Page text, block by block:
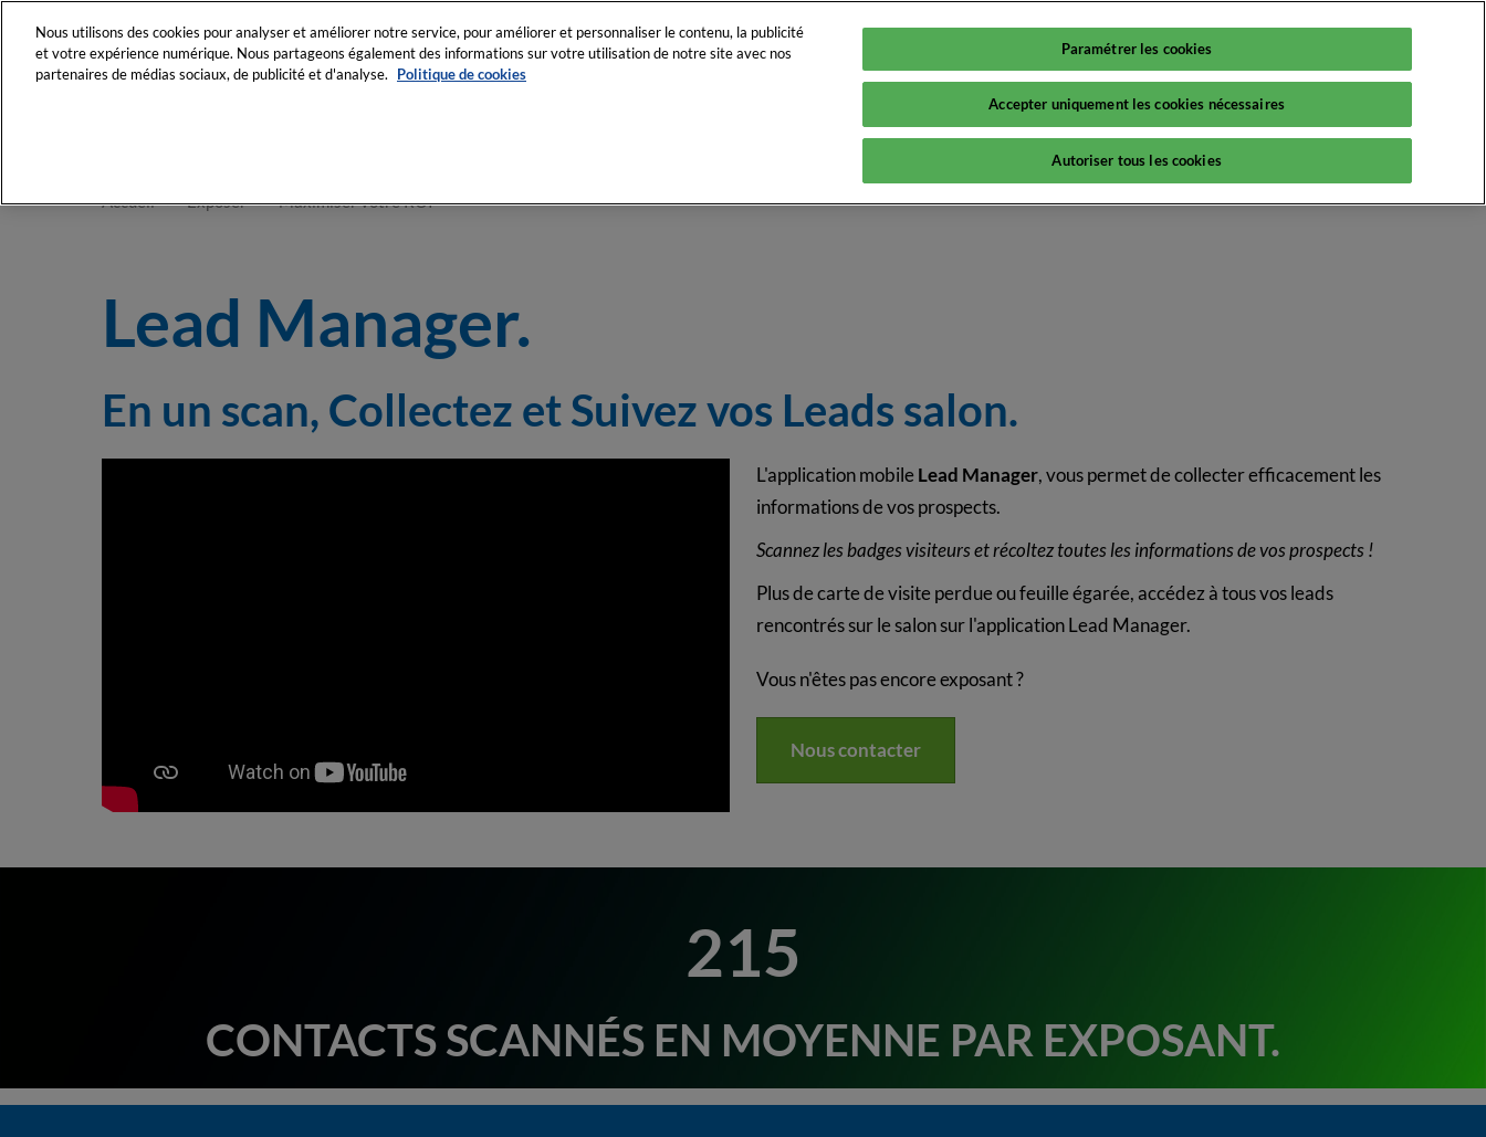
au
contenu
3-4 février 2027
Fr
Fr
Infos pratiques
Accueil Exposer Maximiser votre ROI
Lead Manager.
En un scan, Collectez et Suivez vos Leads salon.
L'application mobileLead Manager, vous permet de collecter efficacement les
informations de vos prospects.
Scannez les badges visiteurs et récoltez toutes les informations de vos prospects !
Plus de carte de visite perdue ou feuille égarée, accédez à tous vos leads
rencontrés sur le salon sur l'application Lead Manager.
Vous n'êtes pas encore exposant ?
Nous contacter
215
CONTACTS SCANNÉS EN MOYENNE PAR EXPOSANT.
Nous utilisons des cookies pour analyser et améliorer notre service, pour améliorer et personnaliser le contenu, la publicité
et votre expérience numérique. Nous partageons également des informations sur votre utilisation de notre site avec nos
partenaires de médias sociaux, de publicité et d'analyse.
Politique de cookies
Paramétrer les cookies
Accepter uniquement les cookies nécessaires
Autoriser tous les cookies